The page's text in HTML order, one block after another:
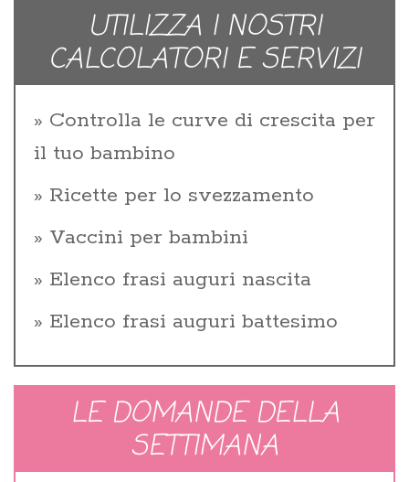
UTILIZZA I NOSTRI
CALCOLATORI E SERVIZI
Controlla le curve di crescita per
il tuo bambino
Ricette per lo svezzamento
Vaccini per bambini
Elenco frasi auguri nascita
Elenco frasi auguri battesimo
LE DOMANDE DELLA
SETTIMANA